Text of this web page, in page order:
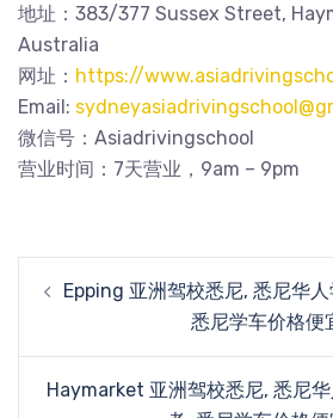
地址：383/377 Sussex Street,
Australia
网址： https://
Email:
微信号：Asiadrivingschool
营业时间：7天营业，9am – 9pm
navigation
Epping 亚洲驾校悉尼, 悉尼华
悉尼学车价格便
Haymarket 亚洲驾校悉尼, 悉尼